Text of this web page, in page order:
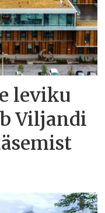
leviku
Viljandi